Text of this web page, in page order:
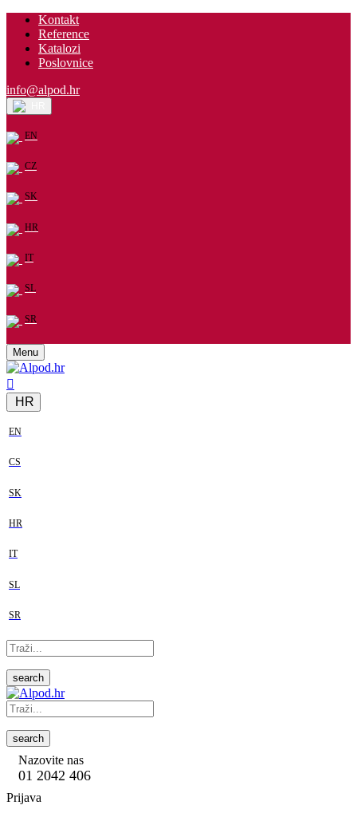
Kontakt
Reference
Katalozi
Poslovnice
info@alpod.hr
EN
CZ
SK
HR
IT
SL
SR
Menu
HR
EN
CS
SK
HR
IT
SL
SR
search
search
Nazovite nas
01 2042 406
Prijava